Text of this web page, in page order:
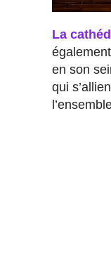
La
en son
qui